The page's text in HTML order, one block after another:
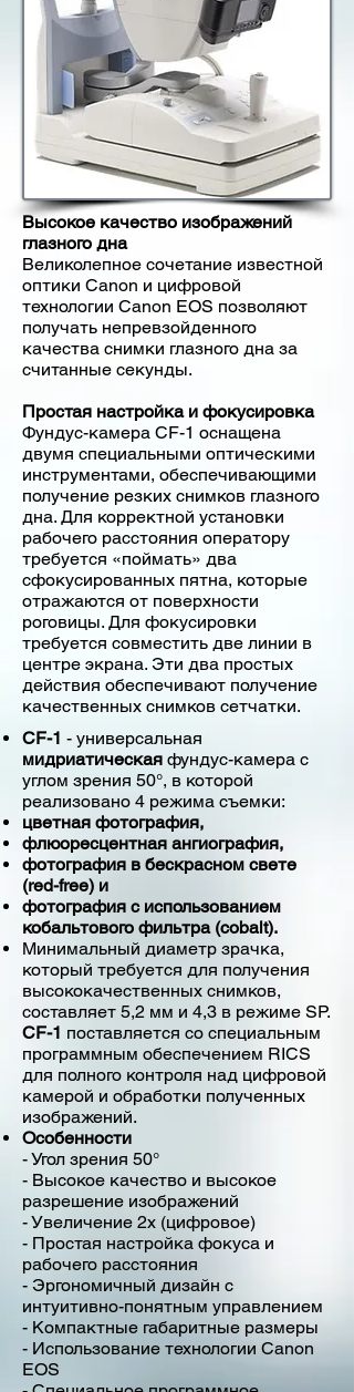
Высокое качество изображений
глазного дна
Великолепное сочетание известной
оптики Canon и цифровой
технологии Canon EOS позволяют
получать непревзойденного
качества снимки глазного дна за
считанные секунды.
Простая настройка и фокусировка
Фундус-камера CF-1 оснащена
двумя специальными оптическими
инструментами, обеспечивающими
получение резких снимков глазного
дна. Для корректной установки
рабочего расстояния оператору
требуется «поймать» два
сфокусированных пятна, которые
отражаются от поверхности
роговицы. Для фокусировки
требуется совместить две линии в
центре экрана. Эти два простых
действия обеспечивают получение
качественных снимков сетчатки.
CF-1 - универсальная
мидриатическая фундус-камера с
углом зрения 50°, в которой
реализовано 4 режима съемки:
цветная фотография,
флюоресцентная ангиография,
фотография в бескрасном свете
(red-free) и
фотография с использованием
кобальтового фильтра (cobalt).
Минимальный диаметр зрачка,
который требуется для получения
высококачественных снимков,
составляет 5,2 мм и 4,3 в режиме SP.
CF-1 поставляется со специальным
программным обеспечением RICS
для полного контроля над цифровой
камерой и обработки полученных
изображений.
Особенности
- Угол зрения 50°
- Высокое качество и высокое
разрешение изображений
- Увеличение 2х (цифровое)
- Простая настройка фокуса и
рабочего расстояния
- Эргономичный дизайн с
интуитивно-понятным управлением
- Компактные габаритные размеры
- Использование технологии Canon
EOS